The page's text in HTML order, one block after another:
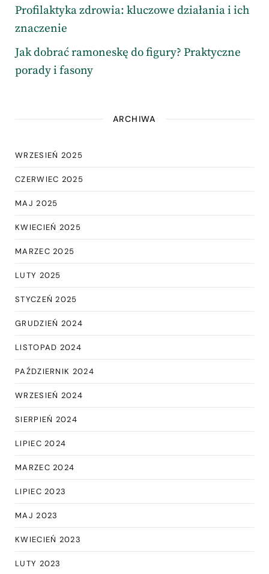
Profilaktyka zdrowia: kluczowe działania i ich
znaczenie
Jak dobrać ramoneskę do figury? Praktyczne
porady i fasony
ARCHIWA
WRZESIEŃ 2025
CZERWIEC 2025
MAJ 2025
KWIECIEŃ 2025
MARZEC 2025
LUTY 2025
STYCZEŃ 2025
GRUDZIEŃ 2024
LISTOPAD 2024
PAŹDZIERNIK 2024
WRZESIEŃ 2024
SIERPIEŃ 2024
LIPIEC 2024
MARZEC 2024
LIPIEC 2023
MAJ 2023
KWIECIEŃ 2023
LUTY 2023